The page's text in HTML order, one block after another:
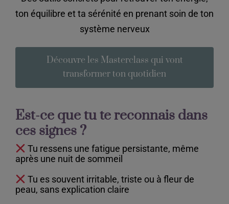
QUI SUIS-JE?
ton équilibre et ta sérénité en prenant soin de ton
système nerveux
Découvre les Masterclass qui vont
transformer ton quotidien
Est-ce que tu te reconnais dans
ces signes ?
Tu ressens une fatigue persistante, même
après une nuit de sommeil
Tu es souvent irritable, triste ou à fleur de
peau, sans explication claire